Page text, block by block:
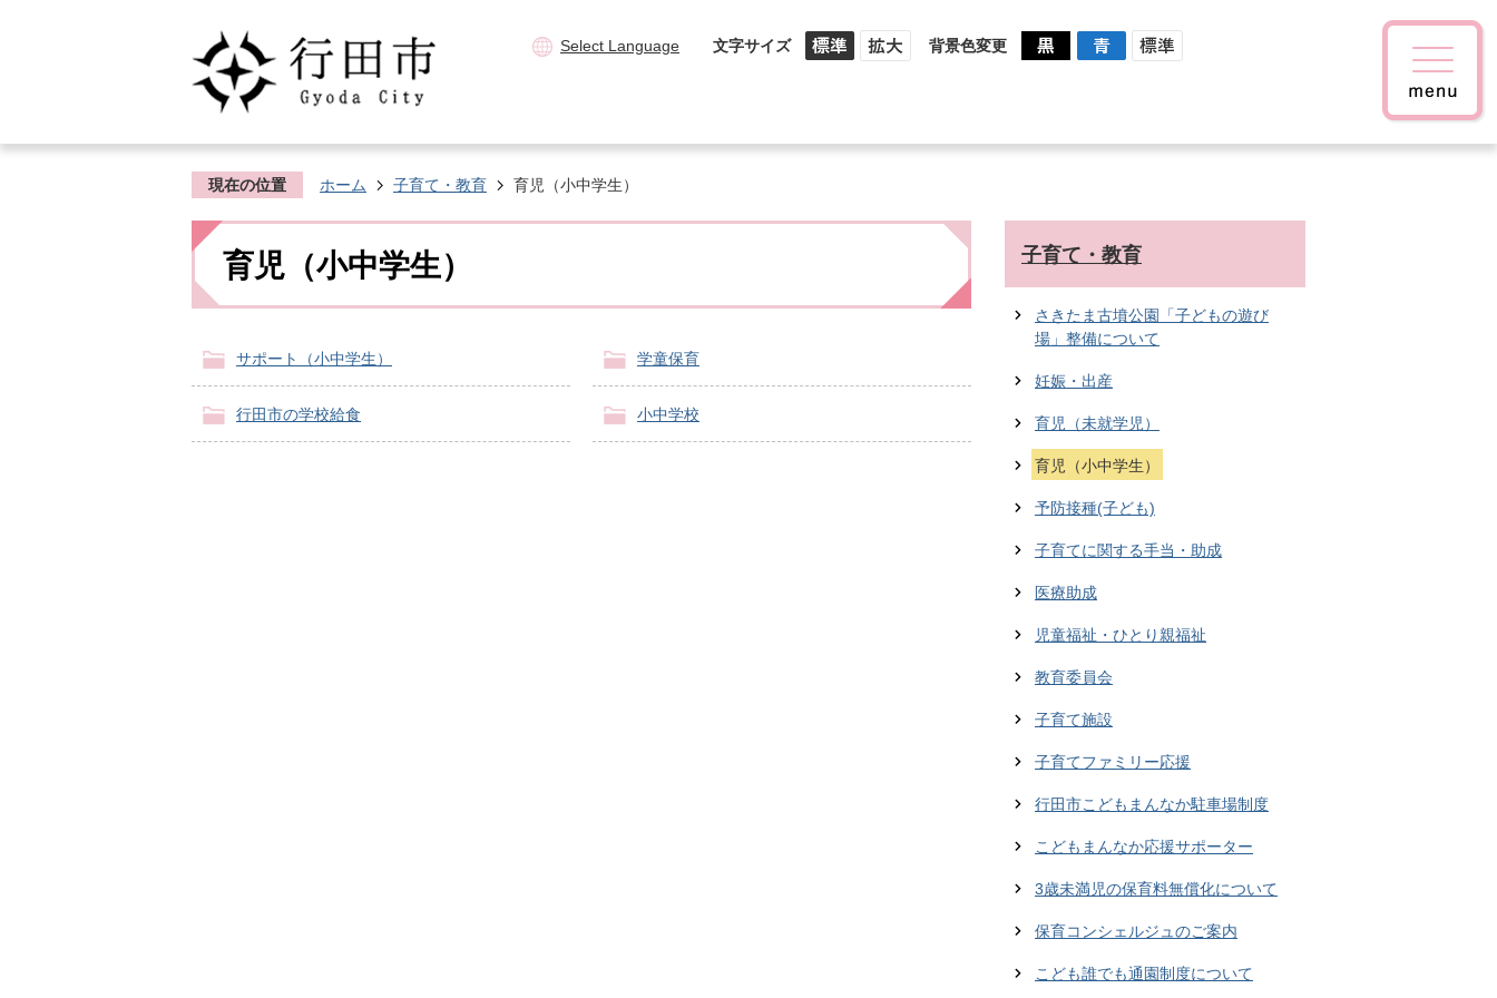
Select Language 文字サイズ 背景色変更
現在の位置 ホーム 子育て・教育 育児（小中学生）
育児（小中学生）
サポート（小中学生） 学童保育
行田市の学校給食 小中学校
子育て・教育
さきたま古墳公園「子どもの遊び
場」整備について
妊娠・出産
育児（未就学児）
育児（小中学生）
予防接種(子ども)
子育てに関する手当・助成
医療助成
児童福祉・ひとり親福祉
教育委員会
子育て施設
子育てファミリー応援
行田市こどもまんなか駐車場制度
こどもまんなか応援サポーター
3歳未満児の保育料無償化について
保育コンシェルジュのご案内
こども誰でも通園制度について